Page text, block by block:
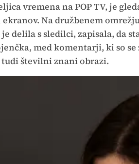
vremena na POP TV, je
Na družbenem
delila s sledilci, zapisala, da
med komentarji, ki so
številni znani obrazi.